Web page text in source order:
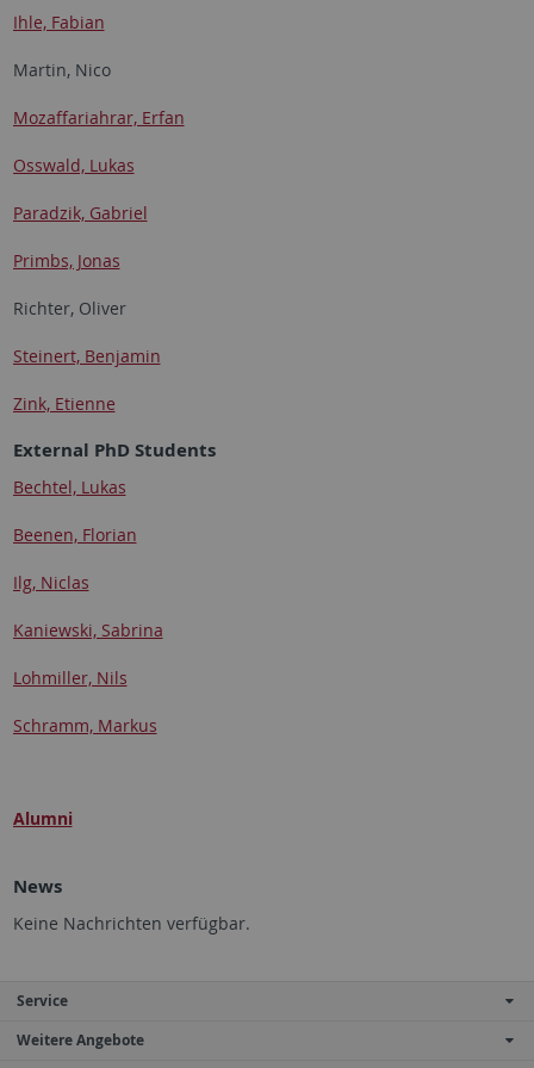
Ihle, Fabian
Martin, Nico
Mozaffariahrar, Erfan
Osswald, Lukas
Paradzik, Gabriel
Primbs, Jonas
Richter, Oliver
Steinert, Benjamin
Zink, Etienne
External PhD Students
Bechtel, Lukas
Beenen, Florian
Ilg, Niclas
Kaniewski, Sabrina
Lohmiller, Nils
Schramm, Markus
Alumni
News
Keine Nachrichten verfügbar.
Service
Weitere Angebote